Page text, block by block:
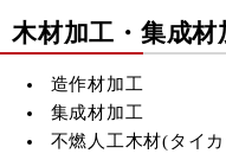
木材加工・集成
造作材加工
集成材加工
不燃人工木材(タイ